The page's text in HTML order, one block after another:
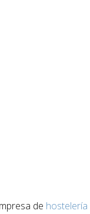
de hostelería